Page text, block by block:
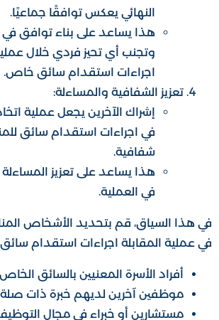
النهائي يعكس توافقًا جماعيًا.
هذا يساعد على بناء توافق في
وتجنب أي تحيز فردي خلال
اجراءات استقدام سائق خاص.
تعزيز الشفافية والمساءلة:
إشراك الآخرين يجعل عملية اتخاذ
في اجراءات استقدام سائق
شفافية.
هذا يساعد على تعزيز المساءلة
في العملية.
في هذا السياق، قم بتحديد الأشخاص
في عملية المقابلة اجراءات استقدام
أفراد الأسرة المعنيين بالسائق الخاص
موظفين آخرين لديهم خبرة ذات صلة
مستشارين أو خبراء في مجال